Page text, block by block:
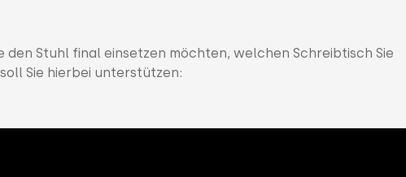
den Stuhl final einsetzen möchten, welchen Schreibtisch Sie
Sie hierbei unterstützen: